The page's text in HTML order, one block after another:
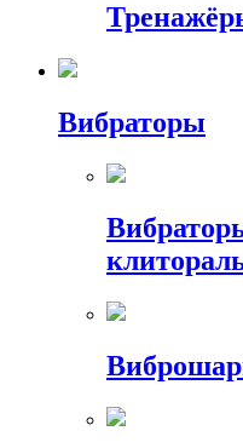
Вибраторы